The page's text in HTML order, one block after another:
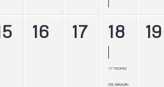
16 17 18
17° TROFEO
DEL MAGNAN
19